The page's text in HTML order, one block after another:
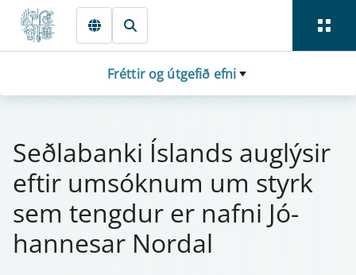
Fara beint í Meginmál
Fréttir og útgefið efni
Seðlaban­ki Íslands aug­lýs­ir
eft­ir um­sókn­um um styrk
sem tengd­ur er nafni Jó­
hanne­s­ar Nor­dal